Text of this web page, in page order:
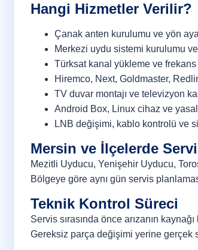
Hangi Hizmetler Verilir?
Çanak anten kurulumu ve yön
Merkezi uydu sistemi kurulumu
Türksat kanal yükleme ve
Hiremco, Next, Goldmaster,
TV duvar montajı ve televizyon
Android Box, Linux cihaz ve yasal
LNB değişimi, kablo kontrolü ve
Mersin ve İlçelerde
Mezitli Uyducu, Yenişehir Uyducu,
Bölgeye göre aynı gün servis
Teknik Kontrol Süreci
Servis sırasında önce arızanın
Gereksiz parça değişimi yerine gerçek